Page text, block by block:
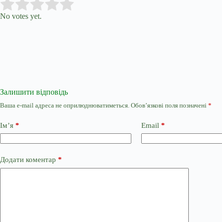
Rate this item:
No votes yet.
Залишити відповідь
Ваша e-mail адреса не оприлюднюватиметься. Обов’язкові поля позначені *
Ім’я * Email *
Додати коментар *